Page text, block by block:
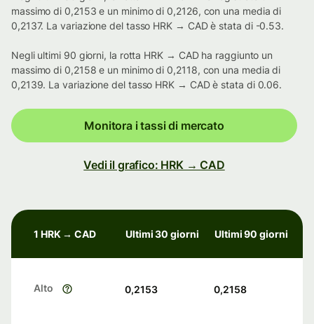
massimo di 0,2153 e un minimo di 0,2126, con una media di
0,2137. La variazione del tasso HRK → CAD è stata di -0.53.
Negli ultimi 90 giorni, la rotta HRK → CAD ha raggiunto un
massimo di 0,2158 e un minimo di 0,2118, con una media di
0,2139. La variazione del tasso HRK → CAD è stata di 0.06.
Monitora i tassi di mercato
Vedi il grafico: HRK → CAD
1 HRK → CAD Ultimi 30 giorni Ultimi 90 giorni
Alto 0,2153 0,2158